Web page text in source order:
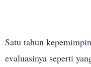
Satu tahun
evaluasinya seperti